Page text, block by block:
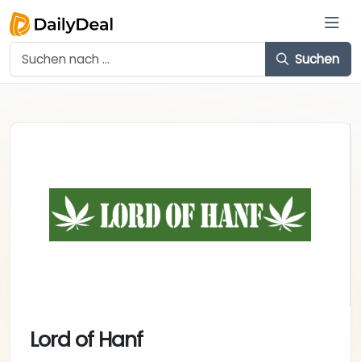
Suchen
Lord of Hanf